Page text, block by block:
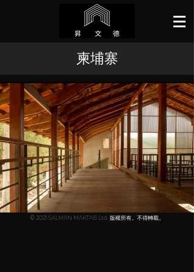
柬埔寨
© 2021 SALMAN MAKTAB Ltd. 版權所有。不得轉載。